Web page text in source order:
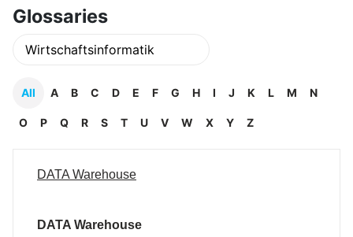
Glossaries
All A B C D E F G H I J K L M N
O P Q R S T U V W X Y Z
DATA Warehouse
DATA Warehouse